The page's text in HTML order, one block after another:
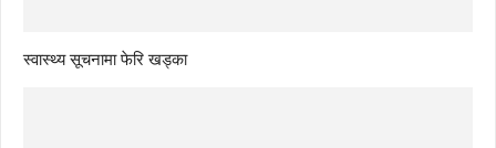
स्वास्थ्य सूचनामा फेरि खड्का